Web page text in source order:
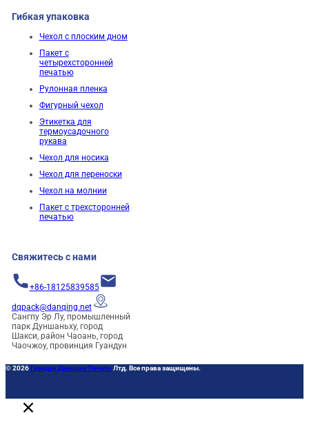
Гибкая упаковка
Чехол с плоским дном
Пакет с
четырехсторонней
печатью
Рулонная пленка
Фигурный чехол
Этикетка для
термоусадочного
рукава
Чехол для носика
Чехол для переноски
Чехол на молнии
Пакет с трехсторонней
печатью
Свяжитесь с нами
+86-18125839585
dqpack@danqing.net
Сангпу Эр Лу, промышленный
парк Дуншаньху, город
Шакси, район Чаоань, город
Чаочжоу, провинция Гуандун
© 2026 Гуандун Даньцин ПечатьЛтд. Все права защищены.